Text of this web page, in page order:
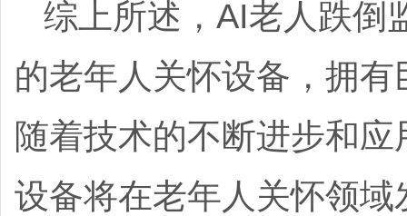
综上所述，AI老人跌倒
的老年人关怀设备，拥
随着技术的不断进步和
设备将在老年人关怀领